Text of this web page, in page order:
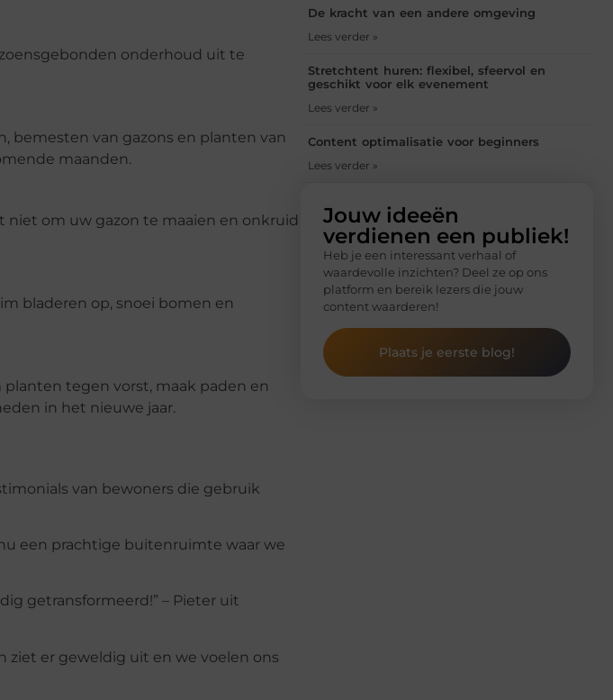
onderhoud uit te
bemesten van gazons en planten van
maanden.
niet om uw gazon te maaien en onkruid
bladeren op, snoei bomen en
tegen vorst, maak paden en
in het nieuwe jaar.
van bewoners die gebruik
een prachtige buitenruimte waar we
getransformeerd!” – Pieter uit
ziet er geweldig uit en we voelen ons
De kracht van een andere omgeving
Lees verder »
Stretchtent huren: flexibel, sfeervol en
geschikt voor elk evenement
Lees verder »
Content optimalisatie voor beginners
Lees verder »
Jouw ideeën
verdienen een publiek!
Heb je een interessant verhaal of
waardevolle inzichten? Deel ze op ons
platform en bereik lezers die jouw
content waarderen!
Plaats je eerste blog!